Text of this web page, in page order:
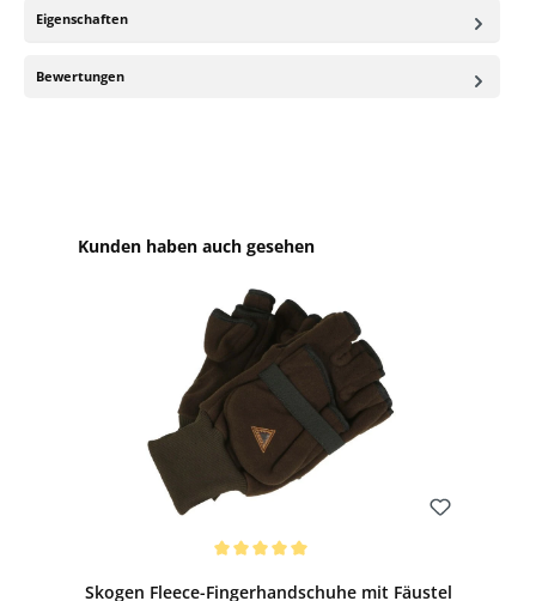
Eigenschaften
Bewertungen
Produktgalerie überspringen
Kunden haben auch gesehen
Skogen Fleece-Fingerhandschuhe mit Fäustel